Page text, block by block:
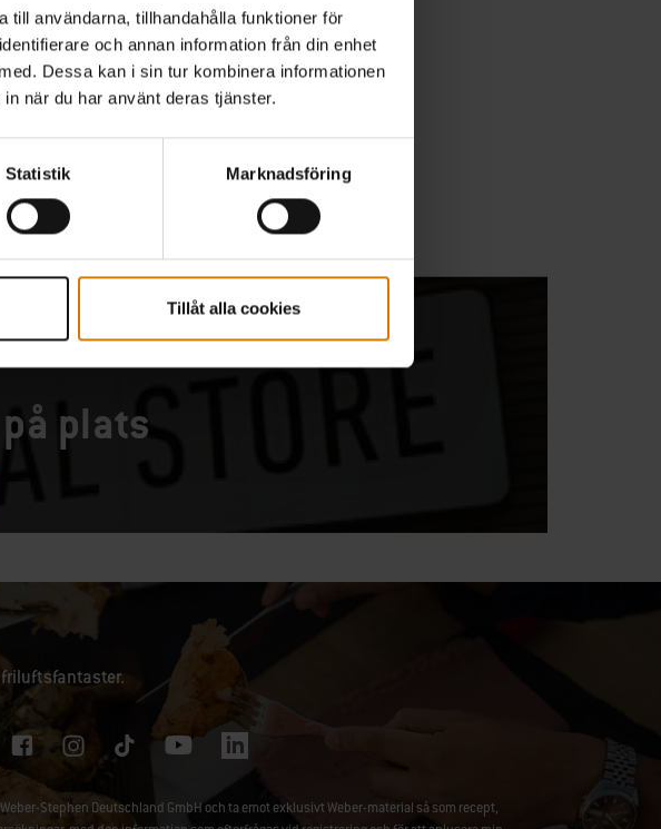
till användarna, tillhandahålla funktioner för
och annan information från din enhet
Dessa kan i sin tur kombinera informationen
när du har använt deras tjänster.
Statistik Marknadsföring
Tillåt alla cookies
Select grill
personlig vägledning i butiken för
plats
Stephen Deutschland GmbH och ta emot exklusivt Weber-material så som recept,